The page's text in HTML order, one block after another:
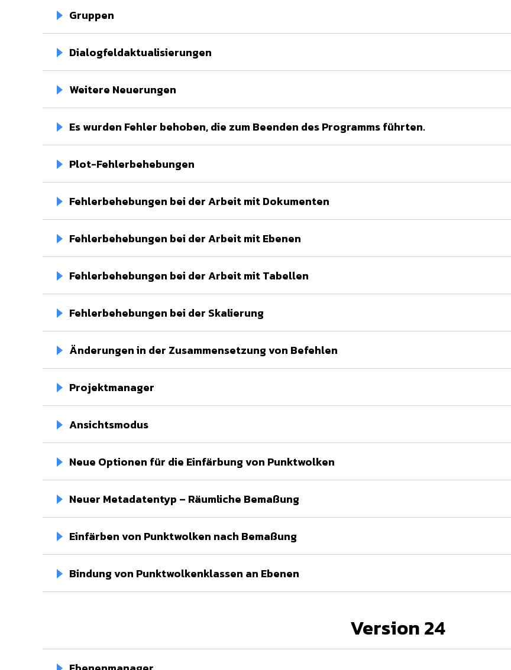
Gruppen
Dialogfeldaktualisierungen
Weitere Neuerungen
Es wurden Fehler behoben, die zum Beenden des Programms führten.
Plot-Fehlerbehebungen
Fehlerbehebungen bei der Arbeit mit Dokumenten
Fehlerbehebungen bei der Arbeit mit Ebenen
Fehlerbehebungen bei der Arbeit mit Tabellen
Fehlerbehebungen bei der Skalierung
Änderungen in der Zusammensetzung von Befehlen
Projektmanager
Ansichtsmodus
Neue Optionen für die Einfärbung von Punktwolken
Neuer Metadatentyp – Räumliche Bemaßung
Einfärben von Punktwolken nach Bemaßung
Bindung von Punktwolkenklassen an Ebenen
Version 24